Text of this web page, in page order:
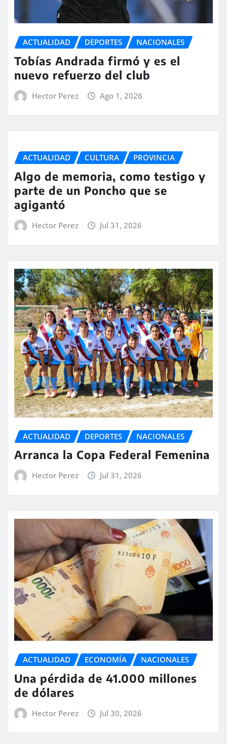
ACTUALIDAD DEPORTES NACIONALES
Tobías Andrada firmó y es el
nuevo refuerzo del club
Hector Perez Ago 1, 2026
ACTUALIDAD CULTURA PROVINCIA
Algo de memoria, como testigo y
parte de un Poncho que se
agigantó
Hector Perez Jul 31, 2026
ACTUALIDAD DEPORTES NACIONALES
Arranca la Copa Federal Femenina
Hector Perez Jul 31, 2026
ACTUALIDAD ECONOMÍA NACIONALES
Una pérdida de 41.000 millones
de dólares
Hector Perez Jul 30, 2026